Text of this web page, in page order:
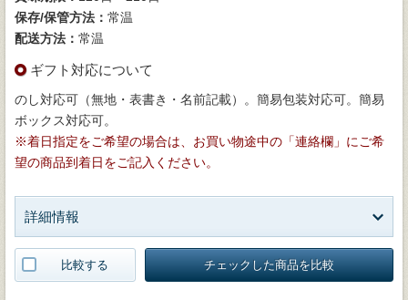
保存/保管方法： 常温
配送方法： 常温
ギフト対応について
のし対応可（無地・表書き・名前記載）。簡易包装対応可。簡易
ボックス対応可。
※着日指定をご希望の場合は、お買い物途中の「連絡欄」にご希
望の商品到着日をご記入ください。
詳細情報
比較する チェックした商品を比較